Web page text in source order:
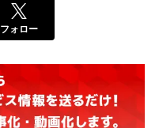
フォロー